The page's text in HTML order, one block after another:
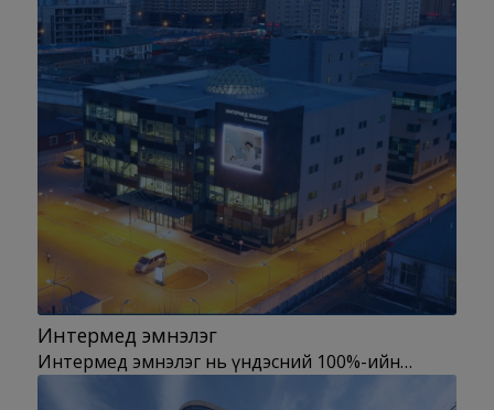
Интермед эмнэлэг
Интермед эмнэлэг нь үндэсний 100%-ийн…